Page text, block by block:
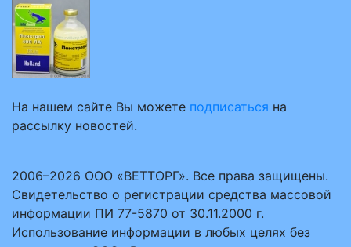
На нашем сайте Вы можете подписаться на
рассылку новостей.
2006–2026 ООО «ВЕТТОРГ». Все права защищены.
Свидетельство о регистрации средства массовой
информации ПИ 77-5870 от 30.11.2000 г.
Использование информации в любых целях без